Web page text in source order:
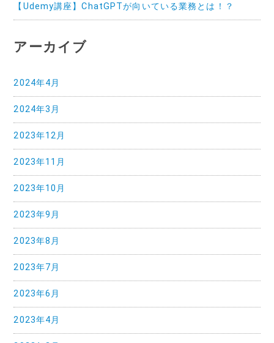
【Udemy講座】ChatGPTが向いている業務とは！？
アーカイブ
2024年4月
2024年3月
2023年12月
2023年11月
2023年10月
2023年9月
2023年8月
2023年7月
2023年6月
2023年4月